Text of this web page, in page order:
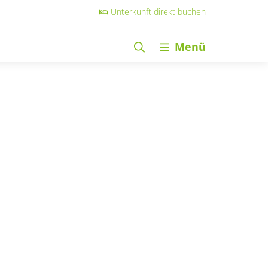
Unterkunft direkt buchen
Menü